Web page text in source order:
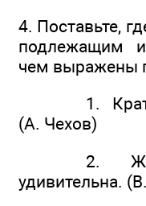
4. Поставьте,
подлежащим
чем выражены
1.
(А. Чехов)
2.
удивительна.